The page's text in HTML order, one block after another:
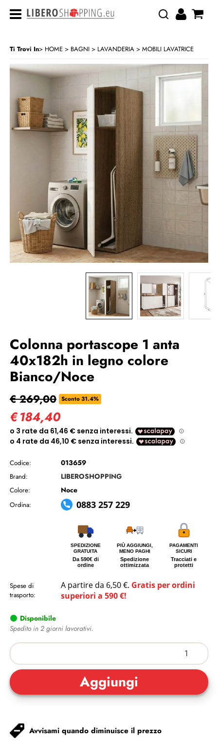
CATEGORIA: HOME> BAGNI
Ti Trovi In HOME BAGNI LAVANDERIA MOBILI LAVATRICE
Colonna portascope 1 anta
40x182h in legno colore
Bianco/Noce
€ 269,00 Sconto 31.4%
€184,40
Codice: 013659
Brand: LIBEROSHOPPING
Colore: Noce
Ordina: 0883 257 229
SPEDIZIONE
GRATUITA
Da 590€ di
ordine
PIÙ AGGIUNGI,
MENO PAGHI
Spedizione
ottimizzata
PAGAMENTI
SICURI
Tracciati e
protetti
Spese di
trasporto:
A partire da 6,50 €. Gratis per ordini
superiori a 590 €!
Disponibile
Spedito in 2 giorni lavorativi.
Avvisami quando diminuisce il prezzo